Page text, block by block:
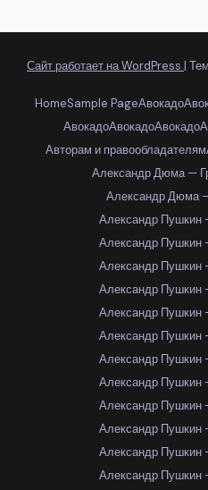
Сайт работает на WordPress |
HomeSample PageАвокадо
АвокадоАвокадоАвокадо
Авторам и правообладателям
Александр Дюма —
Александр Дюма
Александр Пушкин
Александр Пушкин
Александр Пушкин
Александр Пушкин
Александр Пушкин
Александр Пушкин
Александр Пушкин
Александр Пушкин
Александр Пушкин
Александр Пушкин
Александр Пушкин
Александр Пушкин